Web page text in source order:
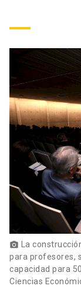
Padres y familia
Vecinos
Medios
photo_camera La
para profesores,
capacidad para
Ciencias